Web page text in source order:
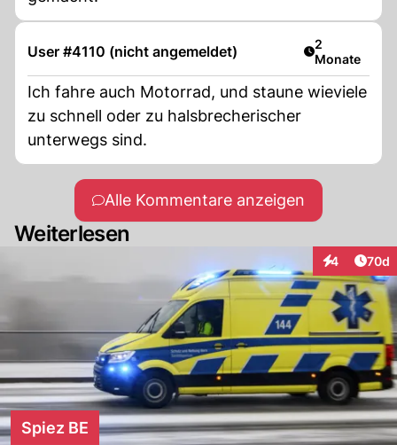
User #4110 (nicht angemeldet) Artikel
2
Monate
Ich fahre auch Motorrad, und staune wieviele
zu schnell oder zu halsbrecherischer
unterwegs sind.
Alle Kommentare anzeigen
Weiterlesen
4
Interaktionen
70d
Spiez BE